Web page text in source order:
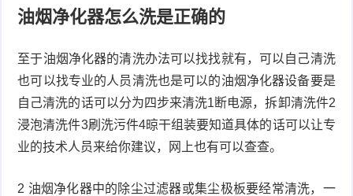
油烟净化器怎么洗是正确的
至于油烟净化器的清洗办法可以找找就有，可以自己清洗
也可以找专业的人员清洗也是可以的油烟净化器设备要是
自己清洗的话可以分为四步来清洗1断电源，拆卸清洗件2
浸泡清洗件3刷洗污件4晾干组装要知道具体的话可以让专
业的技术人员来给你建议，网上也有可以查查。
2 油烟净化器中的除尘过滤器或集尘极板要经常清洗，一